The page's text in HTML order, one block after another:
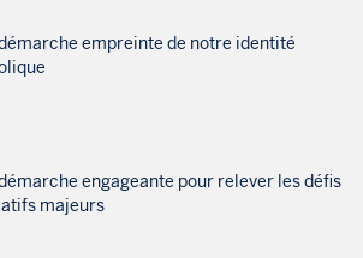
empreinte de notre identité
engageante pour relever les défis
majeurs